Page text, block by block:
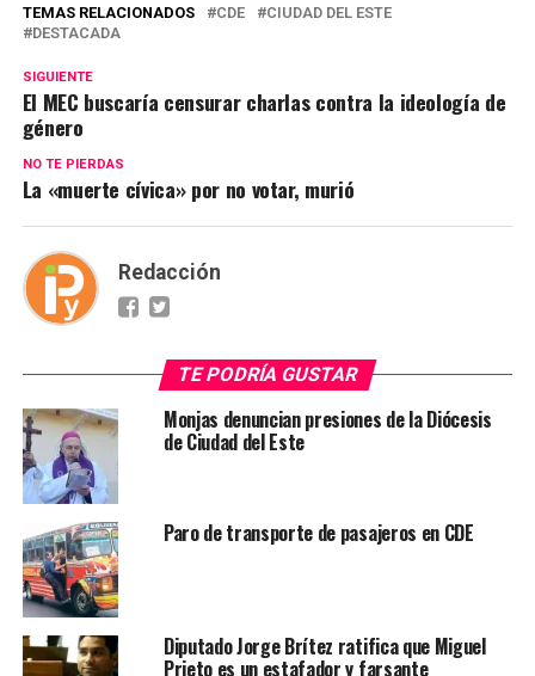
TEMAS RELACIONADOS CDE
CIUDAD DEL ESTE
DESTACADA
SIGUIENTE
El MEC buscaría censurar charlas contra la ideología de
género
NO TE PIERDAS
La «muerte cívica» por no votar, murió
Redacción
TE PODRÍA GUSTAR
Monjas denuncian presiones de la Diócesis
de Ciudad del Este
Paro de transporte de pasajeros en CDE
Diputado Jorge Brítez ratifica que Miguel
Prieto es un estafador y farsante